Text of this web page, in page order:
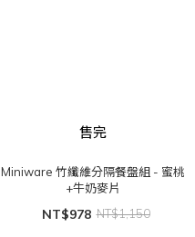
售完
Miniware 竹纖維分隔餐盤組 - 蜜桃
+牛奶麥片
NT$978 NT$1,150